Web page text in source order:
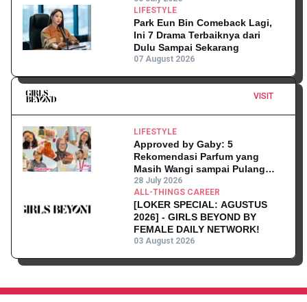
LIFESTYLE
Park Eun Bin Comeback Lagi,
Ini 7 Drama Terbaiknya dari
Dulu Sampai Sekarang
07 August 2026
VISIT
LIFESTYLE
Approved by Gaby: 5
Rekomendasi Parfum yang
Masih Wangi sampai Pulang
Kantor
28 July 2026
ALL-THINGS CAREER
[LOKER SPECIAL: AGUSTUS
2026] - GIRLS BEYOND BY
FEMALE DAILY NETWORK!
03 August 2026